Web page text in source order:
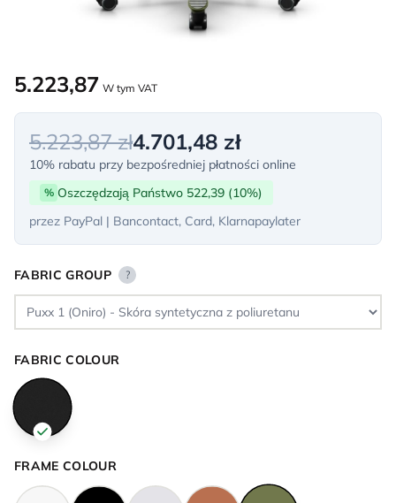
5.223,87 W tym VAT
5.223,87 zł4.701,48 zł
10% rabatu przy bezpośredniej płatności online
% Oszczędzają Państwo 522,39 (10%)
przez PayPal | Bancontact, Card, Klarnapaylater
FABRIC GROUP ?
FABRIC COLOUR
FRAME COLOUR